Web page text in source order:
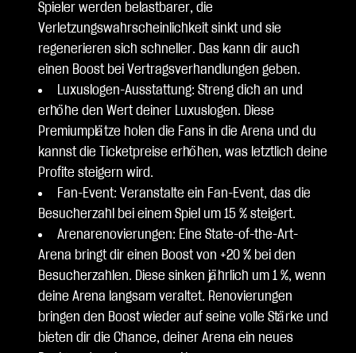
Spieler werden belastbarer, die
Verletzungswahrscheinlichkeit sinkt und sie
regenerieren sich schneller. Das kann dir auch
einen Boost bei Vertragsverhandlungen geben.
Luxuslogen-Ausstattung: Streng dich an und
erhöhe den Wert deiner Luxuslogen. Diese
Premiumplätze holen die Fans in die Arena und du
kannst die Ticketpreise erhöhen, was letztlich deine
Profite steigern wird.
Fan-Event: Veranstalte ein Fan-Event, das die
Besucherzahl bei einem Spiel um 15 % steigert.
Arenarenovierungen: Eine State-of-the-Art-
Arena bringt dir einen Boost von +20 % bei den
Besucherzahlen. Diese sinken jährlich um 1 %, wenn
deine Arena langsam veraltet. Renovierungen
bringen den Boost wieder auf seine volle Stärke und
bieten dir die Chance, deiner Arena ein neues